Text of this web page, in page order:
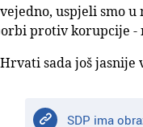
uspjeli smo
protiv korupcije -
sada još jasnije
SDP ima